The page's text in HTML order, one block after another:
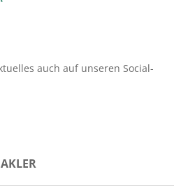
auch auf unseren Social-